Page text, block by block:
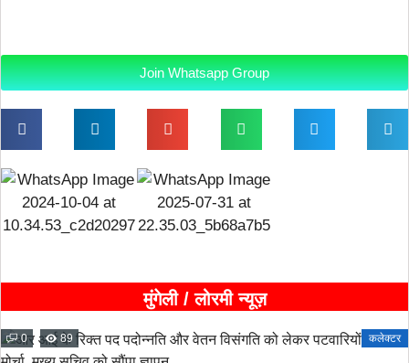
Join Whatsapp Group
मुंगेली / लोरमी न्यूज़
0 89 कलेक्टर